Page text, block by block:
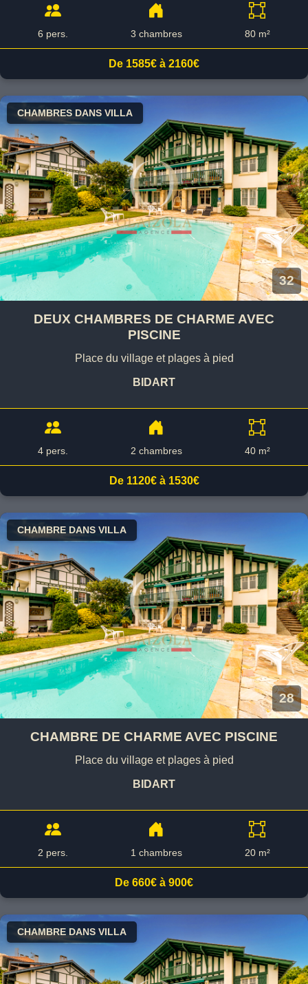
6 pers. 3 chambres 80 m²
De 1585€ à 2160€
CHAMBRES DANS VILLA
32
DEUX CHAMBRES DE CHARME AVEC
PISCINE
Place du village et plages à pied
BIDART
4 pers. 2 chambres 40 m²
De 1120€ à 1530€
CHAMBRE DANS VILLA
28
CHAMBRE DE CHARME AVEC PISCINE
Place du village et plages à pied
BIDART
2 pers. 1 chambres 20 m²
De 660€ à 900€
CHAMBRE DANS VILLA